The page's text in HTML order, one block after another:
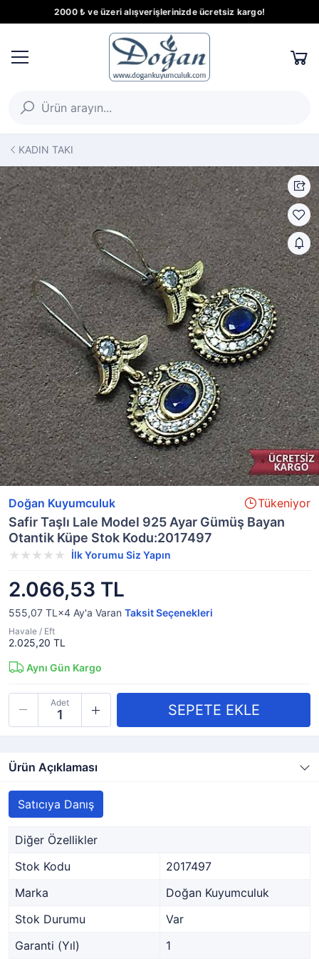
2000 ₺ ve üzeri alışverişlerinizde ücretsiz kargo!
KADIN TAKI
Doğan Kuyumculuk Tükeniyor
Safir Taşlı Lale Model 925 Ayar Gümüş Bayan
Otantik Küpe Stok Kodu:2017497
İlk Yorumu Siz Yapın
2.066,53 TL
555,07 TL×4 Ay'a Varan Taksit Seçenekleri
Havale / Eft
2.025,20 TL
Aynı Gün Kargo
Adet
Ürün Açıklaması
Satıcıya Danış
Diğer Özellikler
Stok Kodu
2017497
Marka
Doğan Kuyumculuk
Stok Durumu
Var
Garanti (Yıl)
1